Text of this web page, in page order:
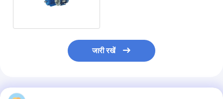
जारी रखें
अनुशंसित उत्पाद